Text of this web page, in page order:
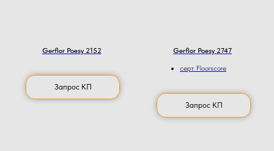
Gerflor Poesy 2152
Запрос КП
Gerflor Poesy 2747
серт. Floorscore
Запрос КП